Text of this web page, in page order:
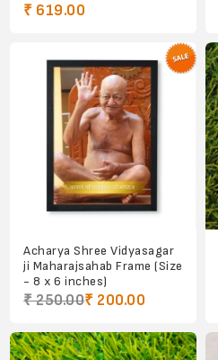
₹ 619.00
Acharya Shree Vidyasagar
ji Maharajsahab Frame (Size
- 8 x 6 inches)
₹ 250.00₹ 200.00